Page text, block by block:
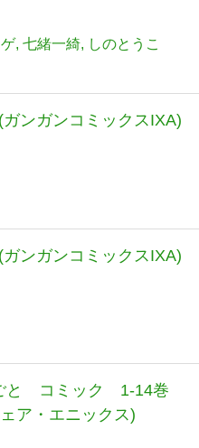
七緒一綺 しのとうこ
ンガンコミックスIXA)
ンガンコミックスIXA)
と コミック 1-14巻
ア・エニックス)